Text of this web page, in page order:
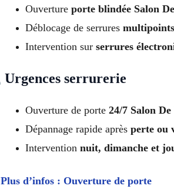
Ouverture porte blindée Salon
Déblocage de serrures multipoints
Intervention sur serrures
Urgences serrurerie
Ouverture de porte 24/7 Salon
Dépannage rapide après perte ou
Intervention nuit, dimanche et
Plus d’infos : Ouverture de porte